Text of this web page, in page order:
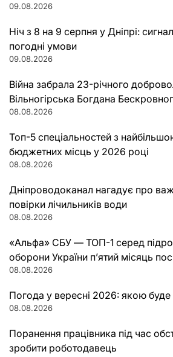
09.08.2026
Ніч з 8 на 9 серпня у Дніпрі:
погодні умови
09.08.2026
Війна забрала 23-річного
Вільногірська Богдана
08.08.2026
Топ-5 спеціальностей з
бюджетних місць у 2026 році
08.08.2026
Дніпроводоканал нагадує про
повірки лічильників води
08.08.2026
«Альфа» СБУ — ТОП-1 серед
оборони України п’ятий місяць
08.08.2026
Погода у вересні 2026: якою буде
08.08.2026
Поранення працівника під час
зробити роботодавець